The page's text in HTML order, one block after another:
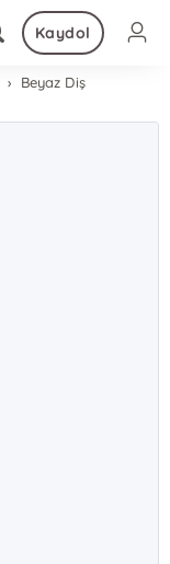
Kaydol
Beyaz Diş